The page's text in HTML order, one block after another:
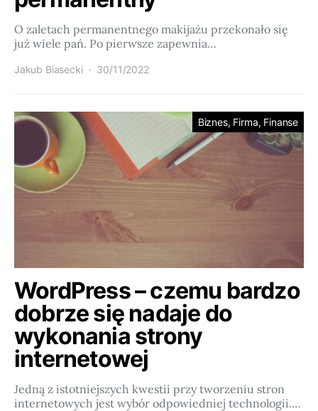
O zaletach permanentnego makijażu przekonało się
już wiele pań. Po pierwsze zapewnia…
Jakub Biasecki 30/11/2022
Biznes, Firma, Finanse
WordPress – czemu bardzo
dobrze się nadaje do
wykonania strony
internetowej
Jedną z istotniejszych kwestii przy tworzeniu stron
internetowych jest wybór odpowiedniej technologii.…